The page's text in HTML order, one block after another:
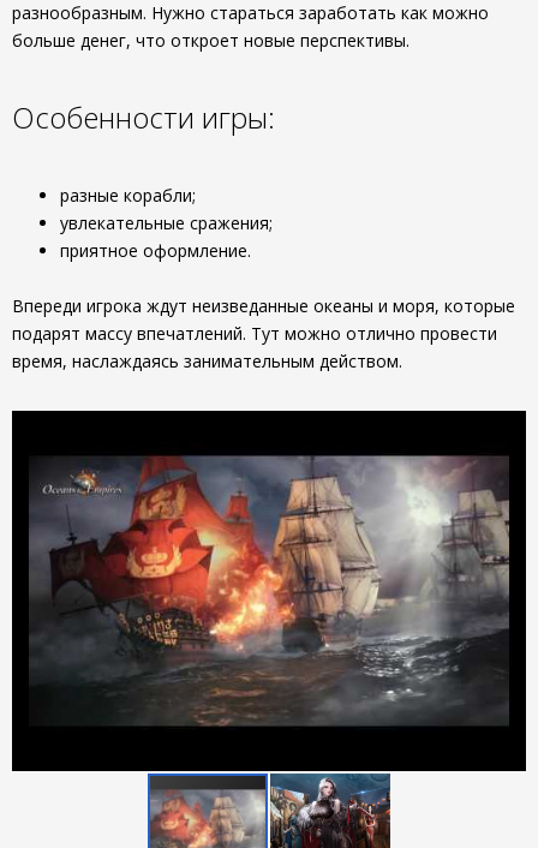
разнообразным. Нужно стараться заработать как можно
больше денег, что откроет новые перспективы.
Особенности игры:
разные корабли;
увлекательные сражения;
приятное оформление.
Впереди игрока ждут неизведанные океаны и моря, которые
подарят массу впечатлений. Тут можно отлично провести
время, наслаждаясь занимательным действом.